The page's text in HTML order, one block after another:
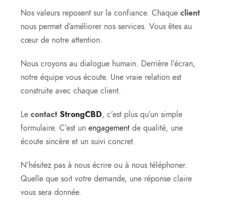
Nos valeurs reposent sur la confiance. Chaque client
nous permet d’améliorer nos services. Vous êtes au
cœur de notre attention.
Nous croyons au dialogue humain. Derrière l’écran,
notre équipe vous écoute. Une vraie relation est
construite avec chaque client.
Le contact StrongCBD, c’est plus qu’un simple
formulaire. C’est un engagement de qualité, une
écoute sincère et un suivi concret.
N’hésitez pas à nous écrire ou à nous téléphoner.
Quelle que soit votre demande, une réponse claire
vous sera donnée.